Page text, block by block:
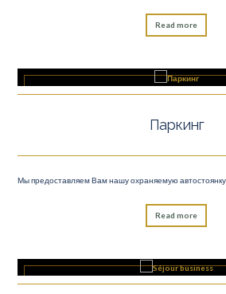
Read more
Паркинг
Мы предоставляем Вам нашу охраняемую автостоянку.
Read more